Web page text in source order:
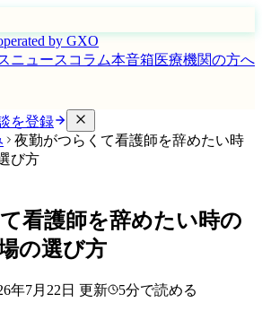
by GXO
ニュース コラム本音箱医療機関の方へ
を登録
夜勤がつらくて看護師を辞めたい時
び方
看護師を辞めたい時の
の選び方
年7月22日 更新 5分で読める